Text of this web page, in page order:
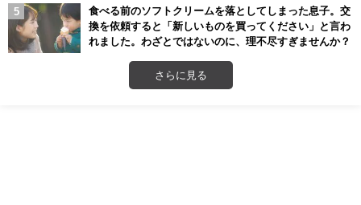
食べる前のソフトクリームを落としてしまった息子。交
換を依頼すると「新しいものを買ってください」と言わ
れました。わざとではないのに、理不尽すぎませんか？
さらに見る